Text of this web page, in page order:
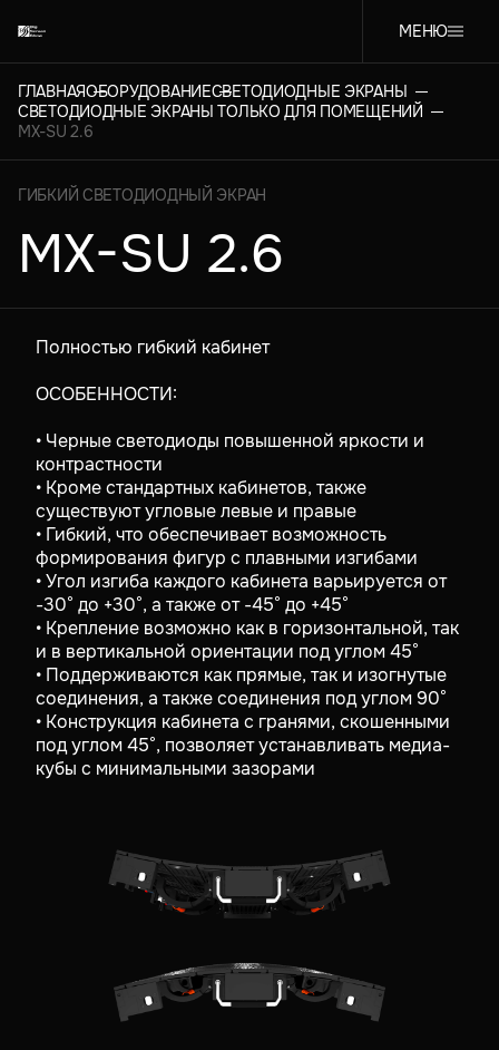
МЕНЮ
ГЛАВНАЯОБОРУДОВАНИЕСВЕТОДИОДНЫЕ ЭКРАНЫ
СВЕТОДИОДНЫЕ ЭКРАНЫ ТОЛЬКО ДЛЯ ПОМЕЩЕНИЙ
MX-SU 2.6
MX-SU 2.6
ГИБКИЙ СВЕТОДИОДНЫЙ ЭКРАН
Полностью гибкий кабинет
ОСОБЕННОСТИ:
• Черные светодиоды повышенной яркости и
контрастности
• Кроме стандартных кабинетов, также
существуют угловые левые и правые
• Гибкий, что обеспечивает возможность
формирования фигур с плавными изгибами
• Угол изгиба каждого кабинета варьируется от
-30° до +30°, а также от -45° до +45°
• Крепление возможно как в горизонтальной, так
и в вертикальной ориентации под углом 45°
• Поддерживаются как прямые, так и изогнутые
соединения, а также соединения под углом 90°
• Конструкция кабинета с гранями, скошенными
под углом 45°, позволяет устанавливать медиа-
кубы с минимальными зазорами